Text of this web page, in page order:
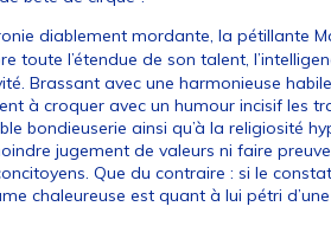
diablement mordante, la pétillante
toute l’étendue de son talent,
Brassant avec une harmonieuse
à croquer avec un humour incisif les
bondieuserie ainsi qu’à la religiosité
jugement de valeurs ni faire preuve
Que du contraire : si le
chaleureuse est quant à lui pétri